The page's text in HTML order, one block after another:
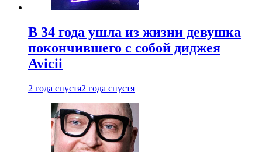
В 34 года ушла из жизни девушка
покончившего с собой диджея
Avicii
2 года спустя2 года спустя